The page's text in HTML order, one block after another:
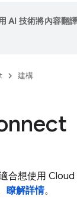
AI 技術將內容翻
建構
合想使用 Cloud
瞭解詳情。